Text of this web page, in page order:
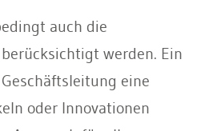
auch die
werden. Ein
eine
oder Innovationen